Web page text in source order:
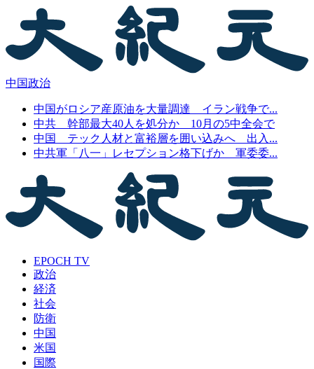
中国政治
中国がロシア産原油を大量調達 イラン戦争で...
中共 幹部最大40人を処分か 10月の5中全会で
中国 テック人材と富裕層を囲い込みへ 出入...
中共軍「八一」レセプション格下げか 軍委委...
EPOCH TV
政治
経済
社会
防衛
中国
米国
国際